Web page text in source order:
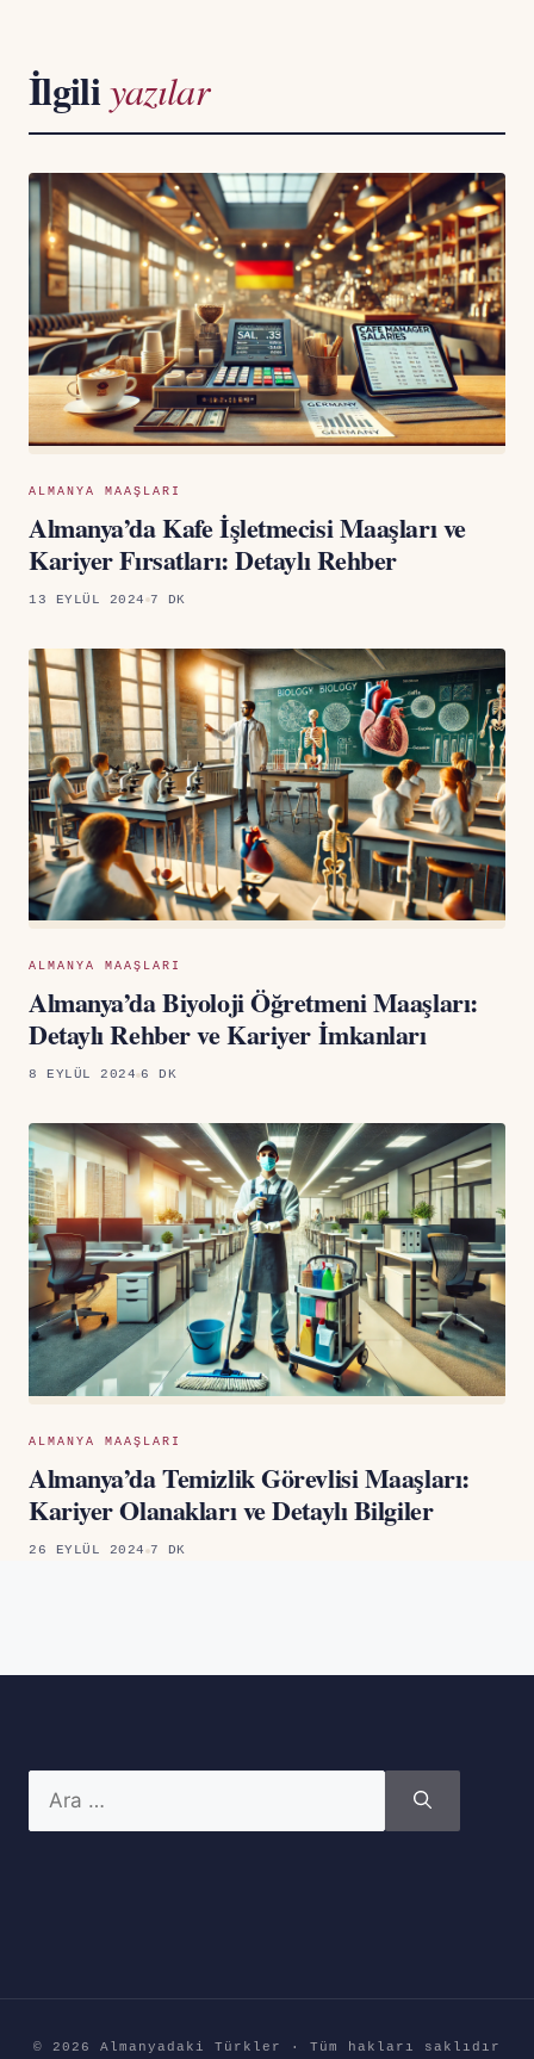
İlgiliyazılar
ALMANYA MAAŞLARI
Almanya’da Kafe İşletmecisi Maaşları ve
Kariyer Fırsatları: Detaylı Rehber
13 EYLÜL 2024 7 DK
ALMANYA MAAŞLARI
Almanya’da Biyoloji Öğretmeni Maaşları:
Detaylı Rehber ve Kariyer İmkanları
8 EYLÜL 2024 6 DK
ALMANYA MAAŞLARI
Almanya’da Temizlik Görevlisi Maaşları:
Kariyer Olanakları ve Detaylı Bilgiler
26 EYLÜL 2024 7 DK
ara
© 2026 Almanyadaki Türkler · Tüm hakları saklıdır